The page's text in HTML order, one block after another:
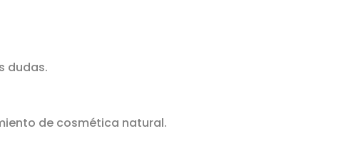
dudas.
de cosmética natural.